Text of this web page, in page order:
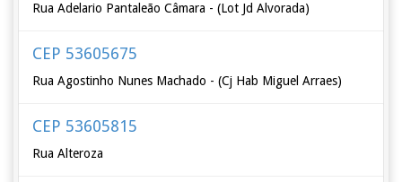
Rua Adelario Pantaleão Câmara - (Lot Jd Alvorada)
CEP 53605675
Rua Agostinho Nunes Machado - (Cj Hab Miguel Arraes)
CEP 53605815
Rua Alteroza